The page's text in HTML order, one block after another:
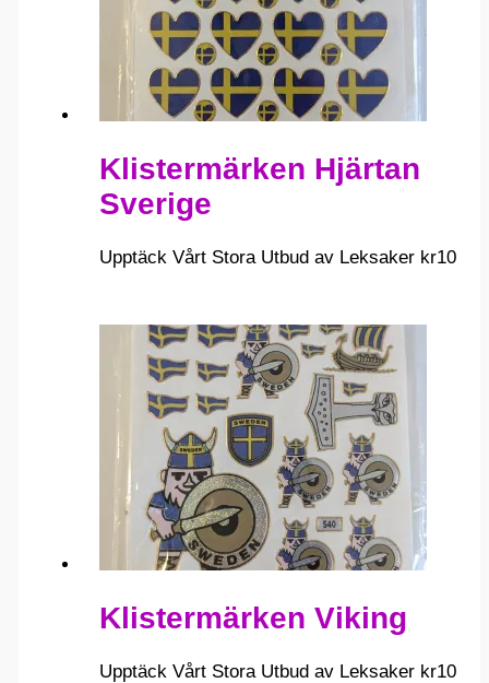
Klistermärken Hjärtan
Sverige
Upptäck Vårt Stora Utbud av Leksaker kr10
Klistermärken Viking
Upptäck Vårt Stora Utbud av Leksaker kr10